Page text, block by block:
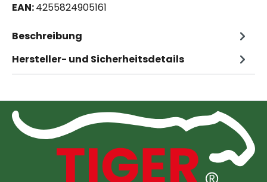
EAN:4255824905161
Beschreibung
Hersteller- und Sicherheitsdetails